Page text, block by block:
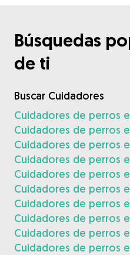
Búsquedas
de ti
Buscar Cuidadores
Cuidadores de perros
Cuidadores de perros
Cuidadores de perros
Cuidadores de perros
Cuidadores de perros
Cuidadores de perros
Cuidadores de perros
Cuidadores de perros
Cuidadores de perros
Cuidadores de perros